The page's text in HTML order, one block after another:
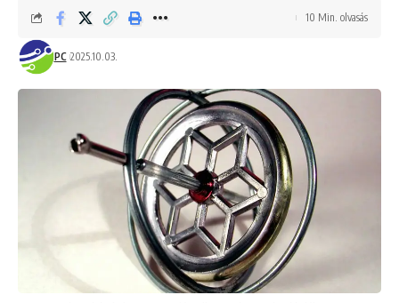
PC 2025.10.03.
10 Min. olvasás